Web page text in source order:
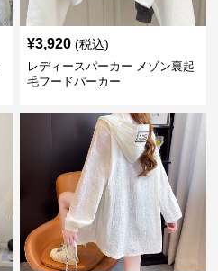
¥3,920 (税込)
レディースパーカー メゾン裏起
毛フードパーカー